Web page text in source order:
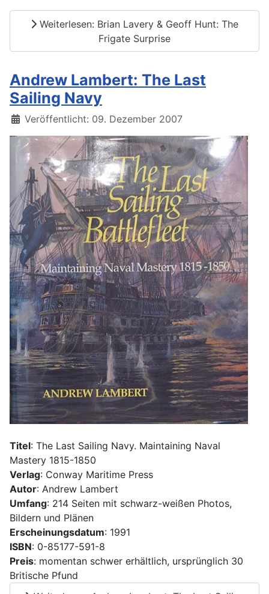
Weiterlesen: Brian Lavery & Geoff Hunt: The
Frigate Surprise
Andrew Lambert: The Last
Sailing Navy
Details
Veröffentlicht: 09. Dezember 2007
Titel: The Last Sailing Navy. Maintaining Naval
Mastery 1815-1850
Verlag: Conway Maritime Press
Autor: Andrew Lambert
Umfang: 214 Seiten mit schwarz-weißen Photos,
Bildern und Plänen
Erscheinungsdatum: 1991
ISBN: 0-85177-591-8
Preis: momentan schwer erhältlich, ursprünglich 30
Britische Pfund